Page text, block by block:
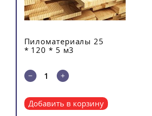
Пиломатериалы 25
* 120 * 5 м3
Добавить в корзину